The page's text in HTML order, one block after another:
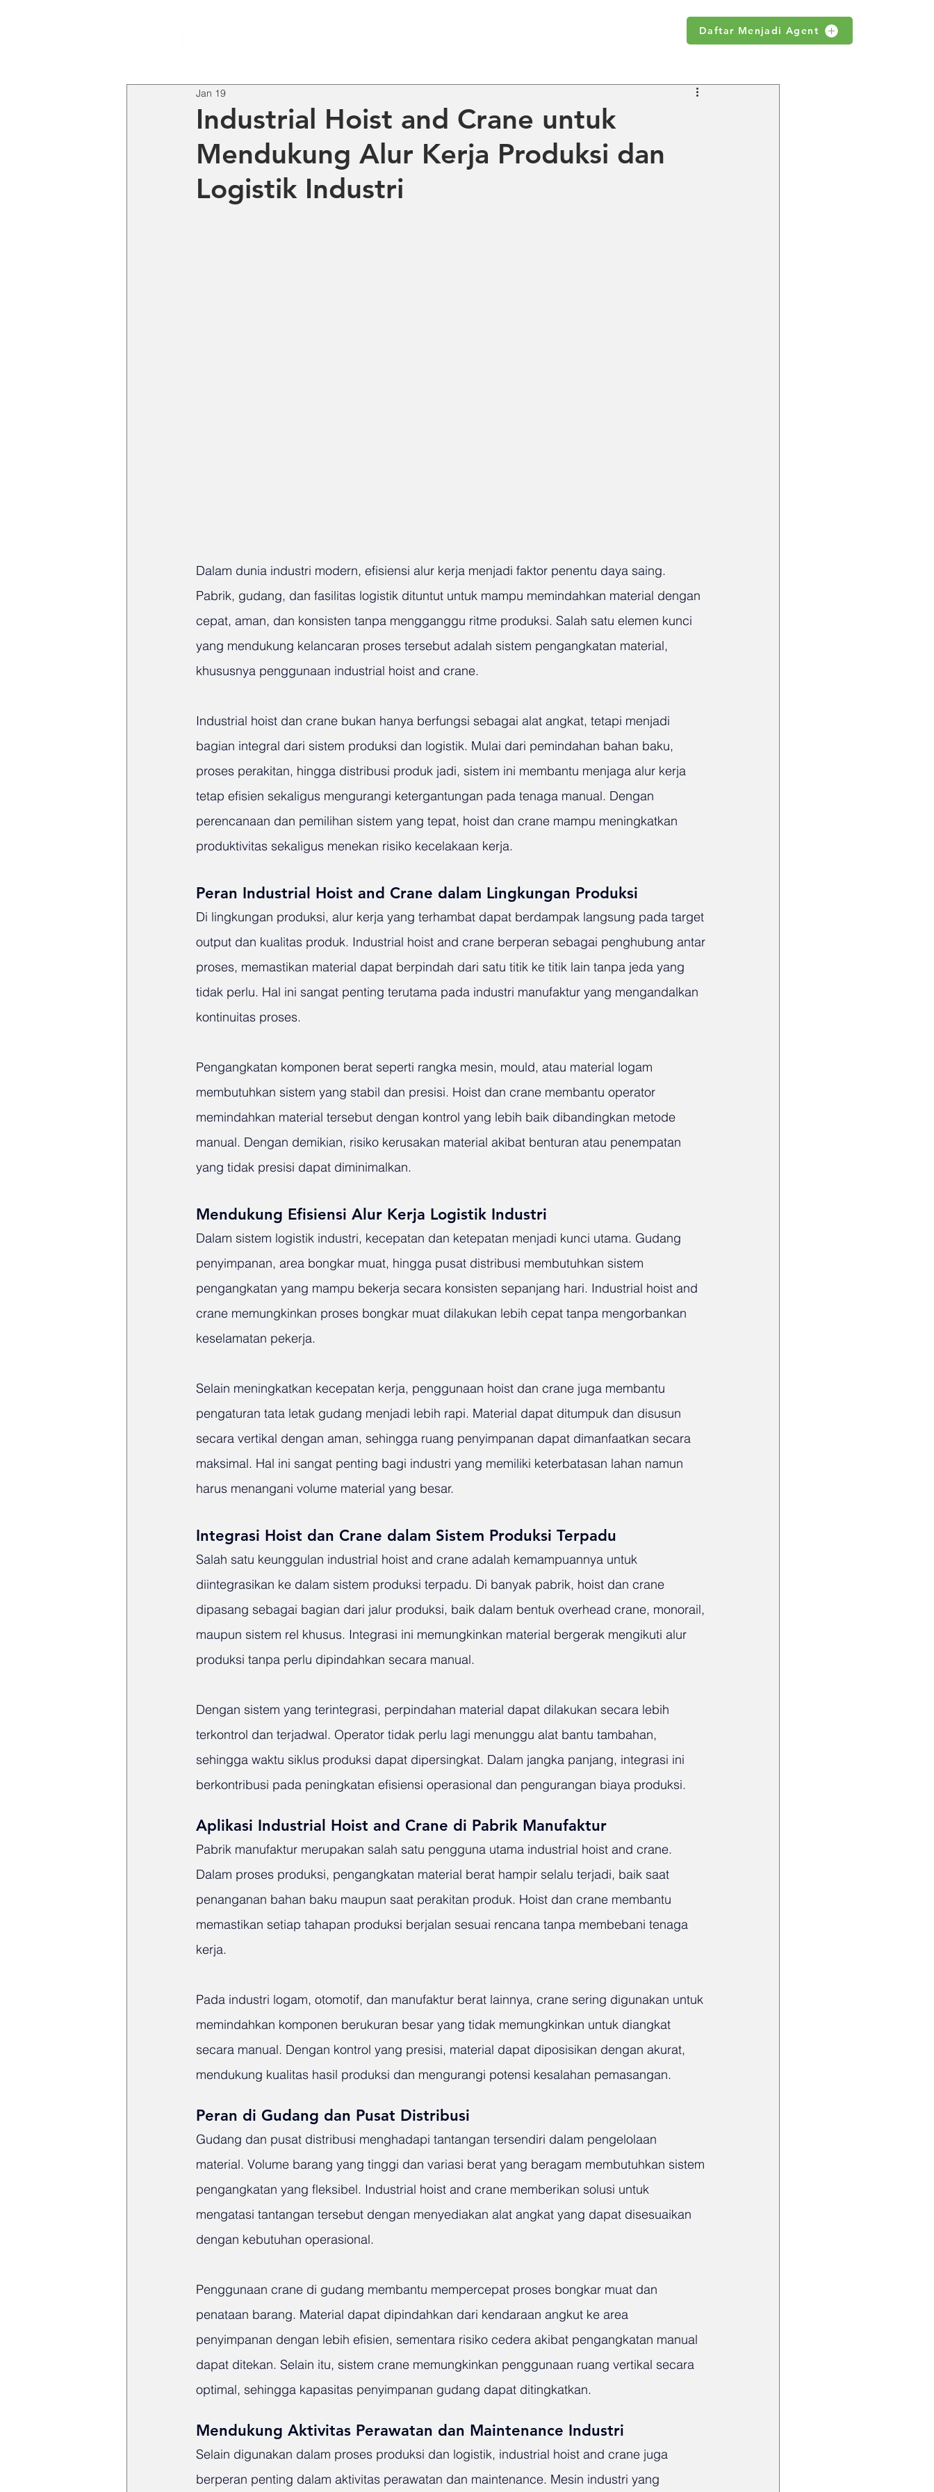
Daftar Menjadi Agent
Industrial Hoist and Crane untuk
Mendukung Alur Kerja Produksi dan
Logistik Industri
Jan 19
Dalam dunia industri modern, efisiensi alur kerja menjadi faktor penentu daya saing.
Pabrik, gudang, dan fasilitas logistik dituntut untuk mampu memindahkan material dengan
cepat, aman, dan konsisten tanpa mengganggu ritme produksi. Salah satu elemen kunci
yang mendukung kelancaran proses tersebut adalah sistem pengangkatan material,
khususnya penggunaan industrial hoist and crane.
Industrial hoist dan crane bukan hanya berfungsi sebagai alat angkat, tetapi menjadi
bagian integral dari sistem produksi dan logistik. Mulai dari pemindahan bahan baku,
proses perakitan, hingga distribusi produk jadi, sistem ini membantu menjaga alur kerja
tetap efisien sekaligus mengurangi ketergantungan pada tenaga manual. Dengan
perencanaan dan pemilihan sistem yang tepat, hoist dan crane mampu meningkatkan
produktivitas sekaligus menekan risiko kecelakaan kerja.
Peran Industrial Hoist and Crane dalam Lingkungan Produksi
Di lingkungan produksi, alur kerja yang terhambat dapat berdampak langsung pada target
output dan kualitas produk. Industrial hoist and crane berperan sebagai penghubung antar
proses, memastikan material dapat berpindah dari satu titik ke titik lain tanpa jeda yang
tidak perlu. Hal ini sangat penting terutama pada industri manufaktur yang mengandalkan
kontinuitas proses.
Pengangkatan komponen berat seperti rangka mesin, mould, atau material logam
membutuhkan sistem yang stabil dan presisi. Hoist dan crane membantu operator
memindahkan material tersebut dengan kontrol yang lebih baik dibandingkan metode
manual. Dengan demikian, risiko kerusakan material akibat benturan atau penempatan
yang tidak presisi dapat diminimalkan.
Mendukung Efisiensi Alur Kerja Logistik Industri
Dalam sistem logistik industri, kecepatan dan ketepatan menjadi kunci utama. Gudang
penyimpanan, area bongkar muat, hingga pusat distribusi membutuhkan sistem
pengangkatan yang mampu bekerja secara konsisten sepanjang hari. Industrial hoist and
crane memungkinkan proses bongkar muat dilakukan lebih cepat tanpa mengorbankan
keselamatan pekerja.
Selain meningkatkan kecepatan kerja, penggunaan hoist dan crane juga membantu
pengaturan tata letak gudang menjadi lebih rapi. Material dapat ditumpuk dan disusun
secara vertikal dengan aman, sehingga ruang penyimpanan dapat dimanfaatkan secara
maksimal. Hal ini sangat penting bagi industri yang memiliki keterbatasan lahan namun
harus menangani volume material yang besar.
Integrasi Hoist dan Crane dalam Sistem Produksi Terpadu
Salah satu keunggulan industrial hoist and crane adalah kemampuannya untuk
diintegrasikan ke dalam sistem produksi terpadu. Di banyak pabrik, hoist dan crane
dipasang sebagai bagian dari jalur produksi, baik dalam bentuk overhead crane, monorail,
maupun sistem rel khusus. Integrasi ini memungkinkan material bergerak mengikuti alur
produksi tanpa perlu dipindahkan secara manual.
Dengan sistem yang terintegrasi, perpindahan material dapat dilakukan secara lebih
terkontrol dan terjadwal. Operator tidak perlu lagi menunggu alat bantu tambahan,
sehingga waktu siklus produksi dapat dipersingkat. Dalam jangka panjang, integrasi ini
berkontribusi pada peningkatan efisiensi operasional dan pengurangan biaya produksi.
Aplikasi Industrial Hoist and Crane di Pabrik Manufaktur
Pabrik manufaktur merupakan salah satu pengguna utama industrial hoist and crane.
Dalam proses produksi, pengangkatan material berat hampir selalu terjadi, baik saat
penanganan bahan baku maupun saat perakitan produk. Hoist dan crane membantu
memastikan setiap tahapan produksi berjalan sesuai rencana tanpa membebani tenaga
kerja.
Pada industri logam, otomotif, dan manufaktur berat lainnya, crane sering digunakan untuk
memindahkan komponen berukuran besar yang tidak memungkinkan untuk diangkat
secara manual. Dengan kontrol yang presisi, material dapat diposisikan dengan akurat,
mendukung kualitas hasil produksi dan mengurangi potensi kesalahan pemasangan.
Peran di Gudang dan Pusat Distribusi
Gudang dan pusat distribusi menghadapi tantangan tersendiri dalam pengelolaan
material. Volume barang yang tinggi dan variasi berat yang beragam membutuhkan sistem
pengangkatan yang fleksibel. Industrial hoist and crane memberikan solusi untuk
mengatasi tantangan tersebut dengan menyediakan alat angkat yang dapat disesuaikan
dengan kebutuhan operasional.
Penggunaan crane di gudang membantu mempercepat proses bongkar muat dan
penataan barang. Material dapat dipindahkan dari kendaraan angkut ke area
penyimpanan dengan lebih efisien, sementara risiko cedera akibat pengangkatan manual
dapat ditekan. Selain itu, sistem crane memungkinkan penggunaan ruang vertikal secara
optimal, sehingga kapasitas penyimpanan gudang dapat ditingkatkan.
Mendukung Aktivitas Perawatan dan Maintenance Industri
Selain digunakan dalam proses produksi dan logistik, industrial hoist and crane juga
berperan penting dalam aktivitas perawatan dan maintenance. Mesin industri yang